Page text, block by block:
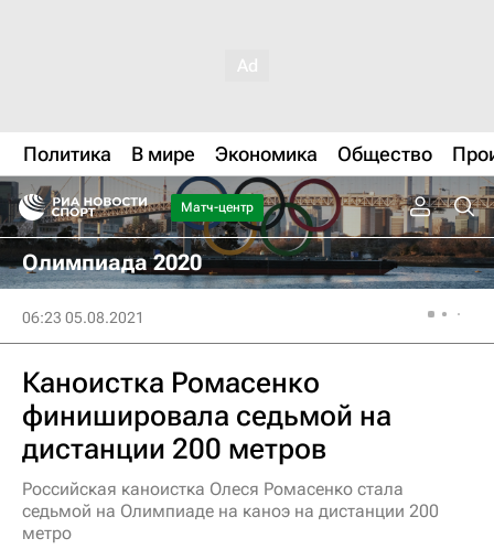
Политика В мире Экономика Общество
Матч-центр
Олимпиада 2020
06:23 05.08.2021
Каноистка Ромасенко
финишировала седьмой на
дистанции 200 метров
Российская каноистка Олеся Ромасенко стала
седьмой на Олимпиаде на каноэ на дистанции 200
метро